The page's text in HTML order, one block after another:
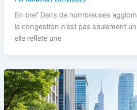
En bref Dans de nombreuses
la congestion n’est pas seulement
elle reflète une